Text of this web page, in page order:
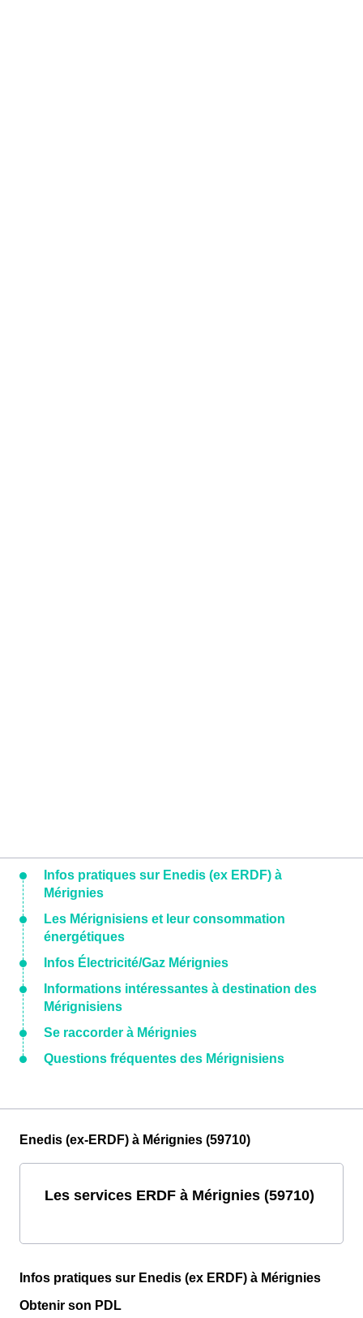
Infos pratiques sur Enedis (ex ERDF) à
Mérignies
Les Mérignisiens et leur consommation
énergétiques
Infos Électricité/Gaz Mérignies
Informations intéressantes à destination des
Mérignisiens
Se raccorder à Mérignies
Questions fréquentes des Mérignisiens
Enedis (ex-ERDF) à Mérignies (59710)
Les services ERDF à Mérignies (59710)
Infos pratiques sur Enedis (ex ERDF) à Mérignies
Obtenir son PDL